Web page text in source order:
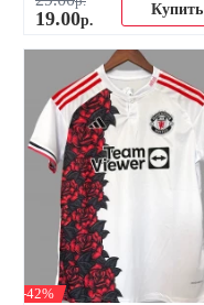
19.00р.
Купить
-42%